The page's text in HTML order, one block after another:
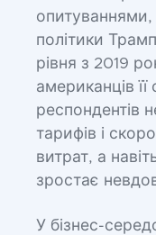
опитуваннями,
політики
рівня з 2019
американців
респондентів
тарифів і
витрат, а
зростає
У бізнес-